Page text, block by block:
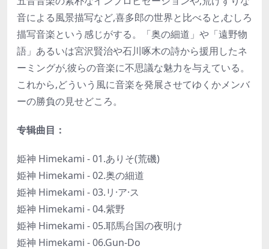
音による風景描写など,喜多郎の世界と比べると,むしろ
描写音楽という感じがする。「奥の細道」や「遠野物
語」あるいは宮沢賢治や石川啄木の詩から援用したネ
ーミングが,彼らの音楽に不思議な魅力を与えている。
これから,どういう風に音楽を発展させてゆくかメンバ
ーの勝負の見せどころ。
专辑曲目：
姫神 Himekami - 01.ありそ(荒磯)
姫神 Himekami - 02.奥の細道
姫神 Himekami - 03.リ·ア·ス
姫神 Himekami - 04.紫野
姫神 Himekami - 05.耶馬台国の夜明け
姫神 Himekami - 06.Gun-Do